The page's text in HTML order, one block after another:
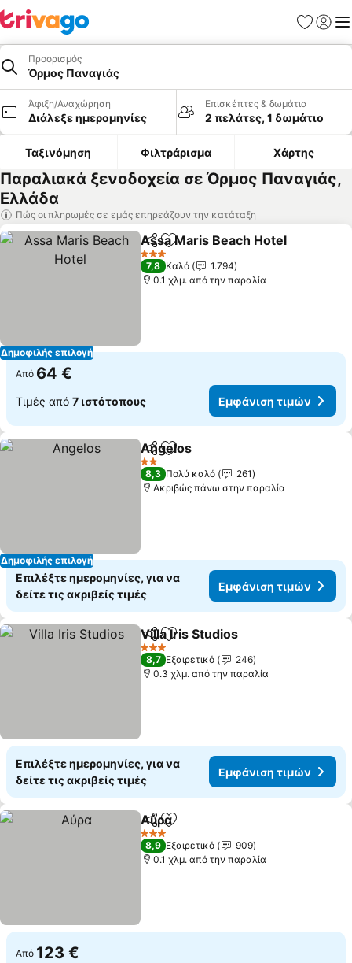
Προορισμός
Όρμος Παναγιάς
Άφιξη/Αναχώρηση
Διάλεξε ημερομηνίες
Επισκέπτες & δωμάτια
2 πελάτες, 1 δωμάτιο
Ταξινόμηση Φιλτράρισμα Χάρτης
Παραλιακά ξενοδοχεία σε Όρμος Παναγιάς,
Ελλάδα
Πώς οι πληρωμές σε εμάς επηρεάζουν την κατάταξη
Δημοφιλής επιλογή
Κοινοποίηση
Προσθήκη στα αγαπημένα
Assa Maris Beach Hotel
3 Αστέρια
7,8 Καλό
1.794
0.1 χλμ. από την παραλία
Από 64 €
Τιμές από 7 ιστότοπους Εμφάνιση τιμών
Δημοφιλής επιλογή
Κοινοποίηση
Προσθήκη στα αγαπημένα
Angelos
2 Αστέρια
8,3 Πολύ καλό
261
Ακριβώς πάνω στην παραλία
Επιλέξτε ημερομηνίες, για να
δείτε τις ακριβείς τιμές
Εμφάνιση τιμών
Κοινοποίηση
Προσθήκη στα αγαπημένα
Villa Iris Studios
3 Αστέρια
8,7 Εξαιρετικό
246
0.3 χλμ. από την παραλία
Επιλέξτε ημερομηνίες, για να
δείτε τις ακριβείς τιμές
Εμφάνιση τιμών
Κοινοποίηση
Προσθήκη στα αγαπημένα
Αύρα
3 Αστέρια
8,9 Εξαιρετικό
909
0.1 χλμ. από την παραλία
Από 123 €